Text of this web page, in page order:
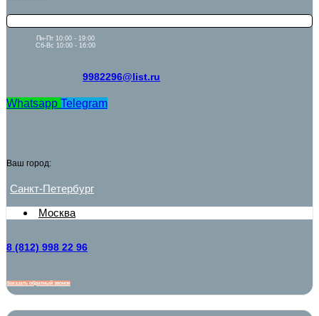
Пн-Пт 10:00 - 19:00
Сб-Вс 10:00 - 16:00
9982296@list.ru
Whatsapp Telegram
Ваш город:
Санкт-Петербург
Москва
8 (812) 998 22 96
Заказать обратный звонок